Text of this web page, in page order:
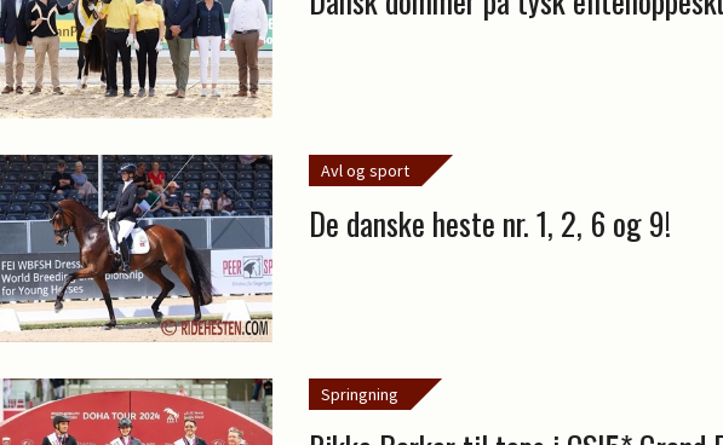
Avl og sport
De danske heste nr. 1, 2, 6 og 9!
Springning